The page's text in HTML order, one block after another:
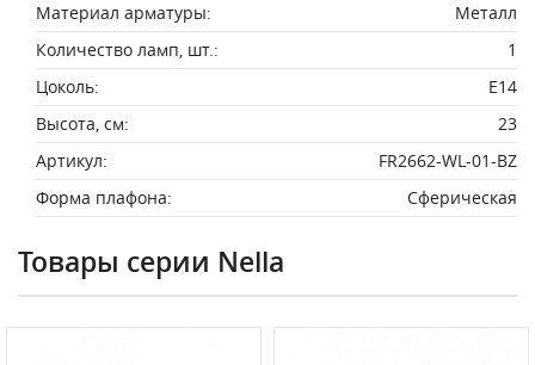
Материал арматуры:
Металл
Количество ламп, шт.:
1
Цоколь:
E14
Высота, см:
23
Артикул:
FR2662-WL-01-BZ
Форма плафона:
Сферическая
Товары серии Nella